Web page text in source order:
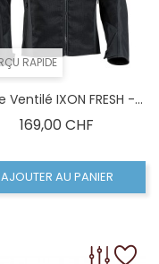
RAPIDE
Ventilé IXON FRESH -...
169,00 CHF
AJOUTER AU PANIER